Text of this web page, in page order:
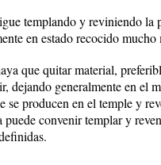
templando y reviniendo la
en estado recocido mucho
que quitar material,
dejando generalmente en el
se producen en el temple y
convenir templar y